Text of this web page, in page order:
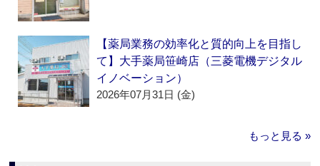
【薬局業務の効率化と質的向上を目指し
て】大手薬局笹崎店（三菱電機デジタル
イノベーション）
2026年07月31日 (金)
もっと見る »